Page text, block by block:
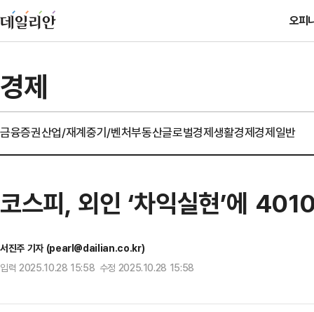
오피
경제
금융증권산업/재계중기/벤처부동산글로벌경제생활경제경제일반
코스피, 외인 ‘차익실현’에
서진주 기자 (pearl@dailian.co.kr)
입력 2025.10.28 15:58 수정 2025.10.28 15:58